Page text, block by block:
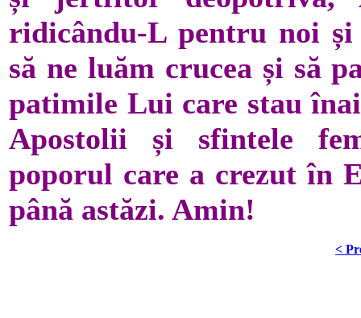
ridicându-L pentru noi și
să ne luăm crucea și să
patimile Lui care stau
Apostolii și sfintele
poporul care a crezut în
până astăzi. Amin!
<